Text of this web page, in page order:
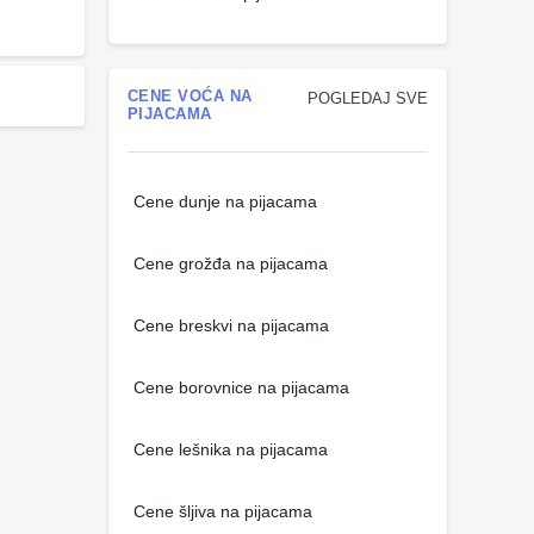
POGLEDAJ SVE
CENE VOĆA NA
PIJACAMA
Cene dunje na pijacama
Cene grožđa na pijacama
Cene breskvi na pijacama
Cene borovnice na pijacama
Cene lešnika na pijacama
Cene šljiva na pijacama